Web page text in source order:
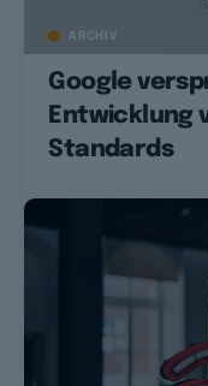
ARCHIV
Google
Entwicklung
Standards